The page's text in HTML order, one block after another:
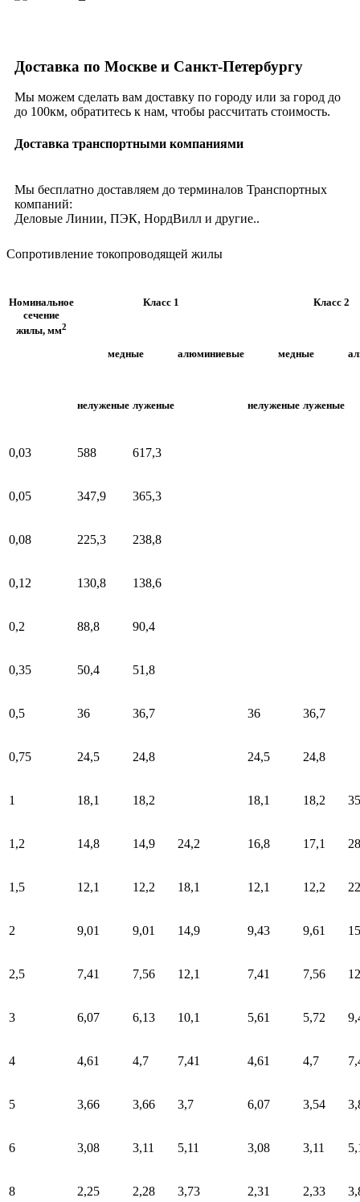
Доставка по Москве и Санкт-Петербургу
Мы можем сделать вам доставку по городу или за город до
до 100км, обратитесь к нам, чтобы рассчитать стоимость.
Доставка транспортными компаниями
Мы бесплатно доставляем до терминалов Транспортных
компаний:
Деловые Линии, ПЭК, НордВилл и другие..
Сопротивление токопроводящей жилы
Номинальное
сечение
жилы, мм2
Класс 1 Класс 2
медные алюминиевые медные
нелуженые луженые нелуженые луженые
0,03 588 617,3
0,05 347,9 365,3
0,08 225,3 238,8
0,12 130,8 138,6
0,2 88,8 90,4
0,35 50,4 51,8
0,5 36 36,7 36 36,7
0,75 24,5 24,8 24,5 24,8
1 18,1 18,2 18,1 18,2
1,2 14,8 14,9 24,2 16,8 17,1 28
1,5 12,1 12,2 18,1 12,1 12,2
2 9,01 9,01 14,9 9,43 9,61
2,5 7,41 7,56 12,1 7,41 7,56
3 6,07 6,13 10,1 5,61 5,72
4 4,61 4,7 7,41 4,61 4,7
5 3,66 3,66 3,7 6,07 3,54
6 3,08 3,11 5,11 3,08 3,11
8 2,25 2,28 3,73 2,31 2,33